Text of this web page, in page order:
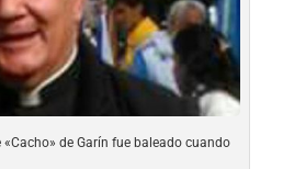
«Cacho» de Garín fue baleado cuando